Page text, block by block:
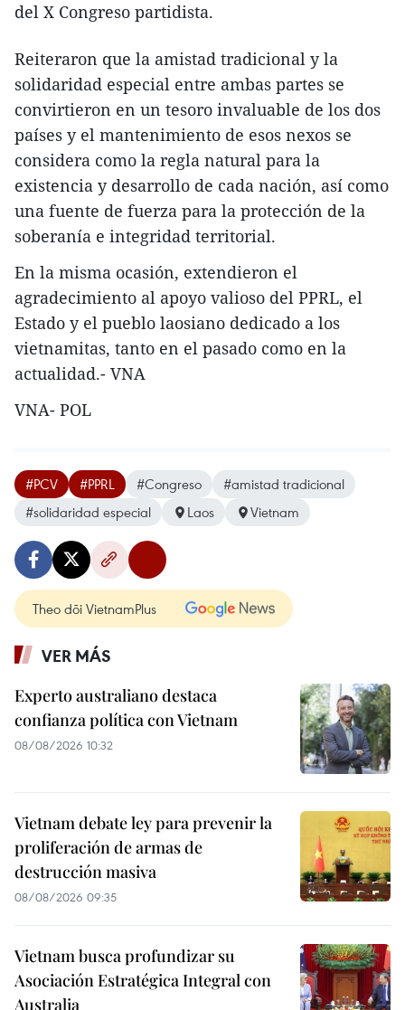
del X Congreso partidista.
Reiteraron que la amistad tradicional y la
solidaridad especial entre ambas partes se
convirtieron en un tesoro invaluable de los dos
países y el mantenimiento de esos nexos se
considera como la regla natural para la
existencia y desarrollo de cada nación, así como
una fuente de fuerza para la protección de la
soberanía e integridad territorial.
En la misma ocasión, extendieron el
agradecimiento al apoyo valioso del PPRL, el
Estado y el pueblo laosiano dedicado a los
vietnamitas, tanto en el pasado como en la
actualidad.- VNA
VNA- POL
#PCV #PPRL #Congreso
#amistad tradicional
#solidaridad especial
Laos Vietnam
Theo dõi VietnamPlus
VER MÁS
Experto australiano destaca
confianza política con Vietnam
08/08/2026 10:32
Vietnam debate ley para prevenir la
proliferación de armas de
destrucción masiva
08/08/2026 09:35
Vietnam busca profundizar su
Asociación Estratégica Integral con
Australia